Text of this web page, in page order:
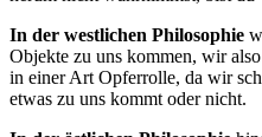
In der westlichen Philosophie
Objekte zu uns kommen, wir
in einer Art Opferrolle, da wir
etwas zu uns kommt oder nicht.